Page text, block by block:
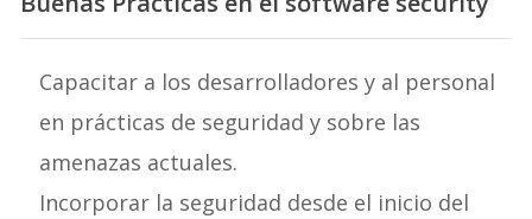
Capacitar a los desarrolladores y al personal
en prácticas de seguridad y sobre las
amenazas actuales.
Incorporar la seguridad desde el inicio del